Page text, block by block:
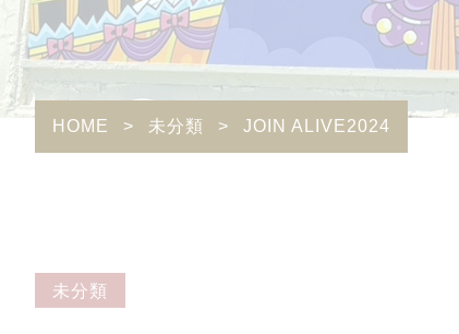
HOME > 未分類 > JOIN ALIVE2024
未分類